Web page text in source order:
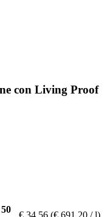
con Living Proof
€ 34,56 (€ 691,20 / l)